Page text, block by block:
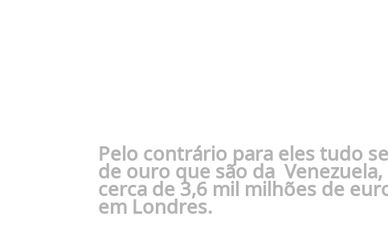
Pelo contrário para eles tudo
de ouro que são da
cerca de3,6 mil milhões de
em Londres.